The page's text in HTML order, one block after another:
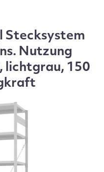
Stecksystem
Nutzung
lichtgrau, 150